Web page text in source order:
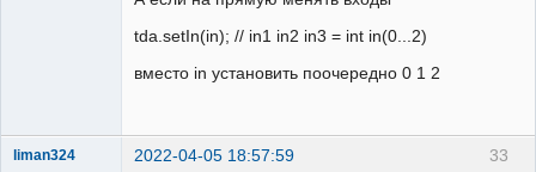
tda.setIn(in); // in1 in2 in3 = int in(0...2)
вместо in установить поочередно 0 1 2
33
liman324 2022-04-05 18:57:59